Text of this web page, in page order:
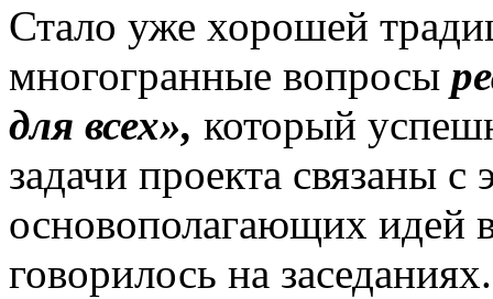
Стало уже хорошей
многогранные вопросы
для всех», который
задачи проекта связаны
основополагающих идей
говорилось на